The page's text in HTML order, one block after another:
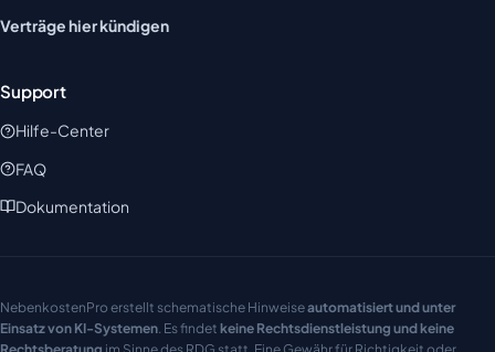
Verträge hier kündigen
Support
Hilfe-Center
FAQ
Dokumentation
NebenkostenPro erstellt schematische Hinweiseautomatisiert und unter
Einsatz von KI-Systemen. Es findet keine Rechtsdienstleistung und keine